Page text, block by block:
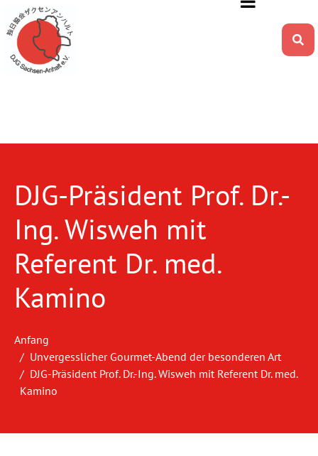
DJG-Präsident Prof. Dr.-
Ing. Wisweh mit
Referent Dr. med.
Kamino
Anfang
Unvergesslicher Gourmet-Abend der besonderen Art
DJG-Präsident Prof. Dr.-Ing. Wisweh mit Referent Dr. med.
Kamino